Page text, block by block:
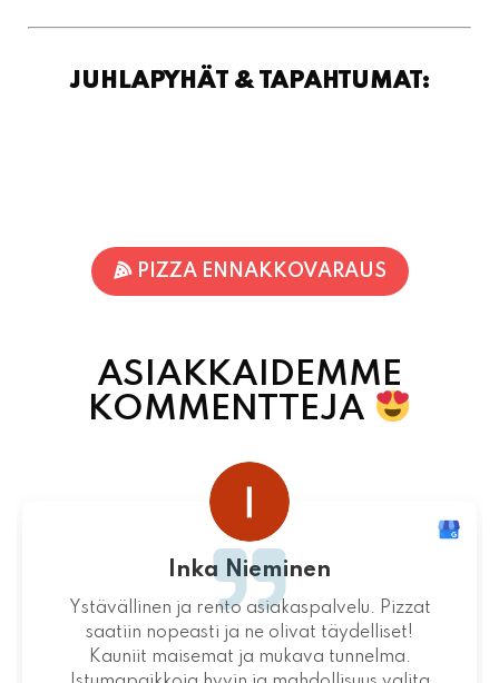
JUHLAPYHÄT & TAPAHTUMAT:
PIZZA ENNAKKOVARAUS
ASIAKKAIDEMME
KOMMENTTEJA
Inka Nieminen
Ystävällinen ja rento asiakaspalvelu. Pizzat
saatiin nopeasti ja ne olivat täydelliset!
Kauniit maisemat ja mukava tunnelma.